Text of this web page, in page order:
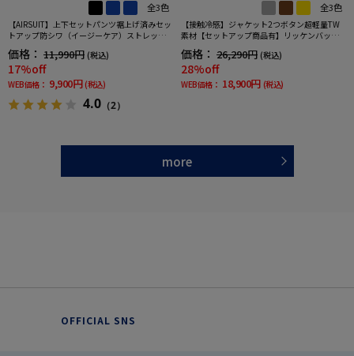
全3色
【AIRSUIT】上下セットパンツ裾上げ済みセッ
トアップ防シワ（イージーケア）ストレッチ
通年吸汗速乾UVカット2つボタンジャケットノ
ータックスラックス春夏
価格： 11,990円 (税込)
17%off
WEB価格： 9,900円 (税込)
4.0 （2）
全3色
【接触冷感】ジャケット2つボタン超軽量TW
素材【セットアップ商品有】リッケンバッカ
ーブラック春夏
価格： 26,290円 (税込)
28%off
WEB価格： 18,900円 (税込)
more
OFFICIAL SNS